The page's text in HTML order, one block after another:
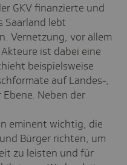
GKV finanzierte und
Saarland lebt
Vernetzung, vor allem
ist dabei eine
beispielsweise
auf Landes-,
Neben der
eminent wichtig, die
Bürger richten, um
zu leisten und für